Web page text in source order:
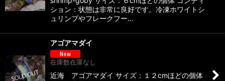
ション：状態は非常に良好です。冷凍ホワイトシ
ュリンプやフレークフー…
アゴアマダイ
在庫数在庫なし
近海 アゴアマダイ サイズ：１２cmほどの個体